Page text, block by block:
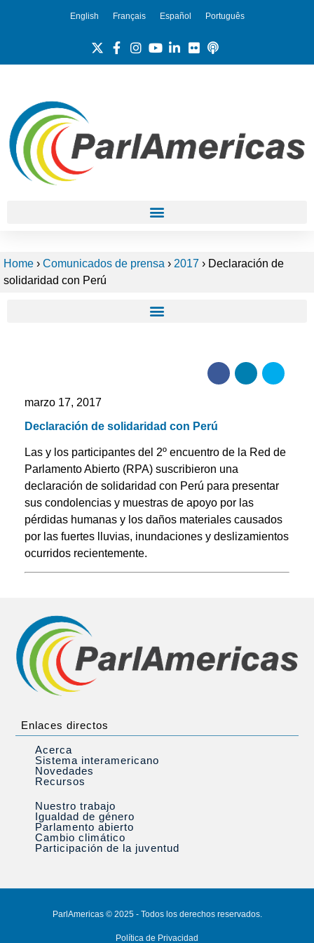
English Français Español Português
Home › Comunicados de prensa › 2017 › Declaración de
solidaridad con Perú
marzo 17, 2017
Declaración de solidaridad con Perú
Las y los participantes del 2º encuentro de la Red de
Parlamento Abierto (RPA) suscribieron una
declaración de solidaridad con Perú para presentar
sus condolencias y muestras de apoyo por las
pérdidas humanas y los daños materiales causados
por las fuertes lluvias, inundaciones y deslizamientos
ocurridos recientemente.
Enlaces directos
Acerca
Sistema interamericano
Novedades
Recursos
Nuestro trabajo
Igualdad de género
Parlamento abierto
Cambio climático
Participación de la juventud
ParlAmericas © 2025 - Todos los derechos reservados.
Política de Privacidad